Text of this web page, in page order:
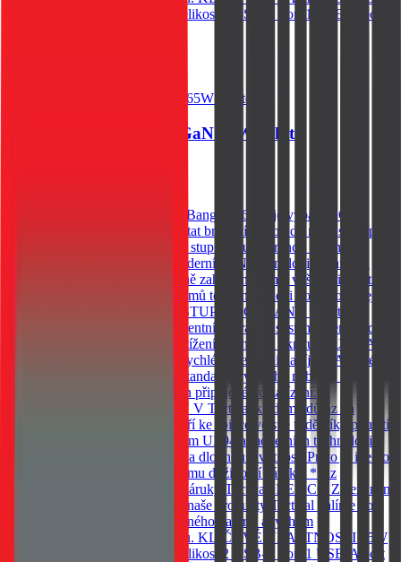
GaN technologie Kompaktní velikost 2 USB-C port 1 USB-A port
Tactical FlashBang 2.0 GaN 65W White
Cestovní adaptér, Tactical FlashBang 2.0 65W je vybaven GaN
technologií, která umožňuje dostat brutální výkon do malé skořápky.
Vybavena rychlonabíjením, čtyř stupňovou ochranou a třemi
nabíjecími porty. 65W GaN Moderní GaN technologie znamená
vyšší výkon v menším těle. Méně zahřívání. A má vyšší účinnost.
Výkon 65W zvládne bez problémů telefon, tablet i notebook. Vejde
se všude. Nabije cokoliv*. VÝSTUP A OCHRANA Uvnitř
kompaktního těla pracuje inteligentní ochranný systém, který hlídá
každé nabíjení proti přepětí, přetížení, přehřátí a zkratu. 1 USB-A a
2 USB-C konektory umožňují rychlé a efektivní nabíjení. Adaptér
navíc podporuje širokou škálu standardů rychlého nabíjení a
automaticky přizpůsobuje výkon připojenému zařízení.
NEODOLATELNĚ ODOLNÝ V Tactical klademe důraz na
detaily. Řada FlashBang 2.0 patří ke špičce ve své třídě díky použití
odolných materiálů se standardem UL94 a moderních technologií,
které zajišťují spolehlivý výkon a dlouhou životnost. Proto je i tento
produkt zahrnut v našem programu doživotní záruky. *Viz
podmínky programu doživotní záruky Tactical. BE ECO Záleží nám
na životním prostředí. Všechny naše produkty Tactical balíme do
ekologických obalů z recyklovaného papíru, abychom
minimalizovali dopad na přírodu. KLÍČOVÉ VLASTNOSTI 65W
GaN technologie Kompaktní velikost 2 USB-C port 1 USB-A port